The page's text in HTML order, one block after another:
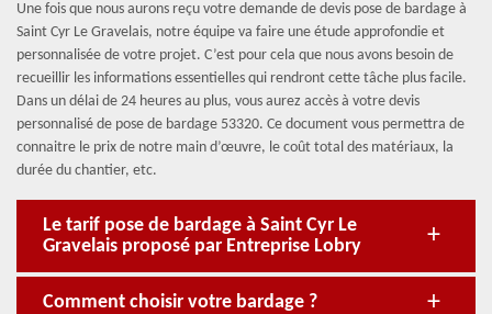
Une fois que nous aurons reçu votre demande de devis pose de bardage à
Saint Cyr Le Gravelais, notre équipe va faire une étude approfondie et
personnalisée de votre projet. C’est pour cela que nous avons besoin de
recueillir les informations essentielles qui rendront cette tâche plus facile.
Dans un délai de 24 heures au plus, vous aurez accès à votre devis
personnalisé de pose de bardage 53320. Ce document vous permettra de
connaitre le prix de notre main d’œuvre, le coût total des matériaux, la
durée du chantier, etc.
Le tarif pose de bardage à Saint Cyr Le
Gravelais proposé par Entreprise Lobry
Comment choisir votre bardage ?